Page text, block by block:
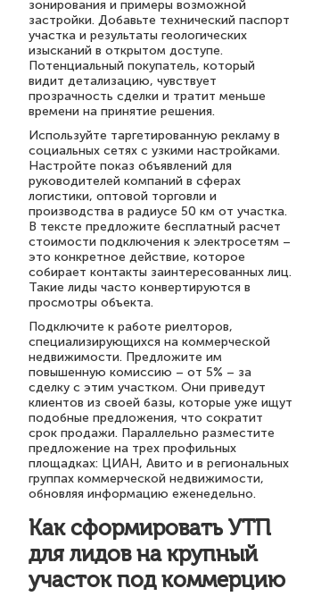
зонирования и примеры возможной
застройки. Добавьте технический паспорт
участка и результаты геологических
изысканий в открытом доступе.
Потенциальный покупатель, который
видит детализацию, чувствует
прозрачность сделки и тратит меньше
времени на принятие решения.
Используйте таргетированную рекламу в
социальных сетях с узкими настройками.
Настройте показ объявлений для
руководителей компаний в сферах
логистики, оптовой торговли и
производства в радиусе 50 км от участка.
В тексте предложите бесплатный расчет
стоимости подключения к электросетям –
это конкретное действие, которое
собирает контакты заинтересованных лиц.
Такие лиды часто конвертируются в
просмотры объекта.
Подключите к работе риелторов,
специализирующихся на коммерческой
недвижимости. Предложите им
повышенную комиссию – от 5% – за
сделку с этим участком. Они приведут
клиентов из своей базы, которые уже ищут
подобные предложения, что сократит
срок продажи. Параллельно разместите
предложение на трех профильных
площадках: ЦИАН, Авито и в региональных
группах коммерческой недвижимости,
обновляя информацию еженедельно.
Как сформировать УТП
для лидов на крупный
участок под коммерцию